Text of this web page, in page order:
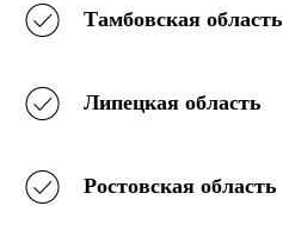
Тамбовская область
Липецкая область
Ростовская область